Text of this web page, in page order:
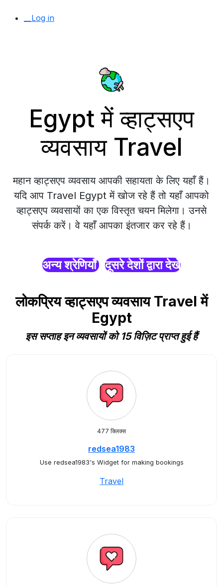
__Log in
Egypt में व्हाट्सएप
व्यवसाय Travel
महान व्हाट्सएप व्यवसाय आपकी सहायता के लिए यहाँ हैं।
यदि आप Travel Egypt में खोज रहे हैं तो यहाँ आपको
व्हाट्सएप व्यवसायों का एक विस्तृत चयन मिलेगा। उनसे
संपर्क करें। वे यहाँ आपका इंतजार कर रहे हैं।
अन्य श्रेणियाँ दूसरे देशों द्वारा देखें
लोकप्रिय व्हाट्सएप व्यवसाय Travel में
Egypt
इस सप्ताह इन व्यवसायों को 15 विज़िट प्राप्त हुई हैं
477 क्लिक्स
redsea1983
Use redsea1983's Widget for making bookings
Travel